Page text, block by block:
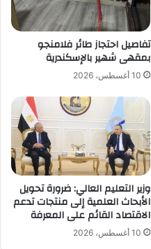
تفاصيل احتجاز طائر فلامنجو
بمقهى شهير بالإسكندرية
10 أغسطس، 2026
وزير التعليم العالي: ضرورة تحويل
الأبحاث العلمية إلى منتجات تدعم
الاقتصاد القائم على المعرفة
10 أغسطس، 2026